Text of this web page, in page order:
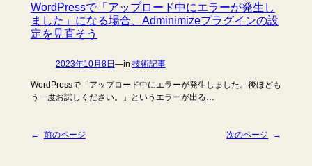
WordPressで「アップロード中にエラーが発生し
ました」になる場合、Adminimizeプラグインの設
定を見直そう
2023年10月8日 —in 技術記事
WordPressで「アップロード中にエラーが発生しました。後ほども
う一度お試しください。」というエラーが出る…
← 前のページ 次のページ →